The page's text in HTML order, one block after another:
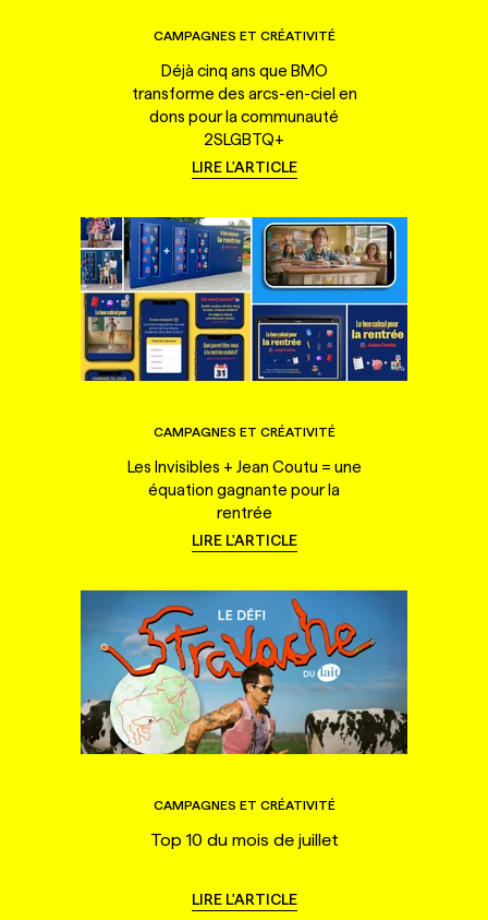
CAMPAGNES ET CRÉATIVITÉ
Déjà cinq ans que BMO
transforme des arcs-en-ciel en
dons pour la communauté
2SLGBTQ+
LIRE L'ARTICLE
CAMPAGNES ET CRÉATIVITÉ
Les Invisibles + Jean Coutu = une
équation gagnante pour la
rentrée
LIRE L'ARTICLE
CAMPAGNES ET CRÉATIVITÉ
Top 10 du mois de juillet
LIRE L'ARTICLE